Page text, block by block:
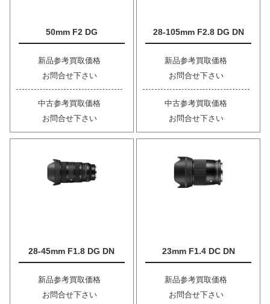
50mm F2 DG
新品参考買取価格
お問合せ下さい
中古参考買取価格
お問合せ下さい
28-105mm F2.8 DG DN
新品参考買取価格
お問合せ下さい
中古参考買取価格
お問合せ下さい
28-45mm F1.8 DG DN
新品参考買取価格
お問合せ下さい
23mm F1.4 DC DN
新品参考買取価格
お問合せ下さい